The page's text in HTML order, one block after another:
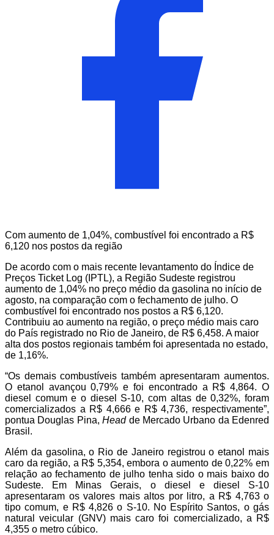
Com aumento de 1,04%, combustível foi encontrado a R$
6,120 nos postos da região
De acordo com o mais recente levantamento do Índice de
Preços Ticket Log (IPTL), a Região Sudeste registrou
aumento de 1,04% no preço médio da gasolina no início de
agosto, na comparação com o fechamento de julho. O
combustível foi encontrado nos postos a R$ 6,120.
Contribuiu ao aumento na região, o preço médio mais caro
do País registrado no Rio de Janeiro, de R$ 6,458. A maior
alta dos postos regionais também foi apresentada no estado,
de 1,16%.
“Os demais combustíveis também apresentaram aumentos.
O etanol avançou 0,79% e foi encontrado a R$ 4,864. O
diesel comum e o diesel S-10, com altas de 0,32%, foram
comercializados a R$ 4,666 e R$ 4,736, respectivamente”,
pontua Douglas Pina,Headde Mercado Urbano da Edenred
Brasil.
Além da gasolina, o Rio de Janeiro registrou o etanol mais
caro da região, a R$ 5,354, embora o aumento de 0,22% em
relação ao fechamento de julho tenha sido o mais baixo do
Sudeste. Em Minas Gerais, o diesel e diesel S-10
apresentaram os valores mais altos por litro, a R$ 4,763 o
tipo comum, e R$ 4,826 o S-10. No Espírito Santos, o gás
natural veicular (GNV) mais caro foi comercializado, a R$
4,355 o metro cúbico.